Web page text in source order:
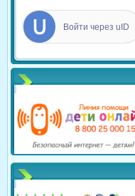
Войти через uID